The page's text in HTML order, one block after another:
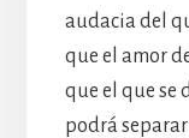
audacia del
que el amor
que el que se
podrá